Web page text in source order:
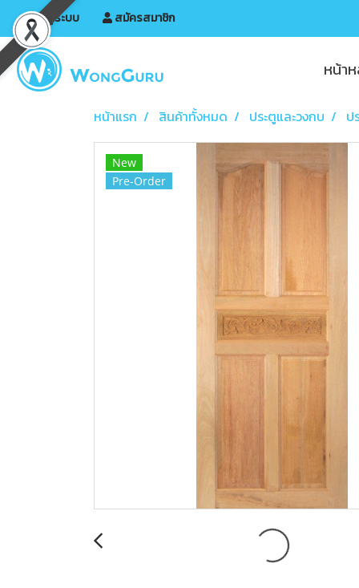
เข้าสู่ระบบ สมัครสมาชิก
หน้า
หน้าแรก สินค้าทั้งหมด ประตูและวงกบ ป
New
Pre-Order